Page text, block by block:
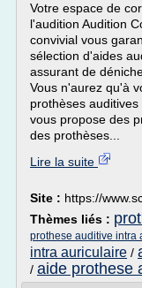
Votre espace de
l'audition Audition
convivial vous
sélection d'aides
assurant de
Vous n'aurez qu'à
prothèses
vous propose des
des prothèses...
Lire la suite
Site : https://
Thèmes liés :
prothese auditive intra
intra auriculaire /
/ aide prothese